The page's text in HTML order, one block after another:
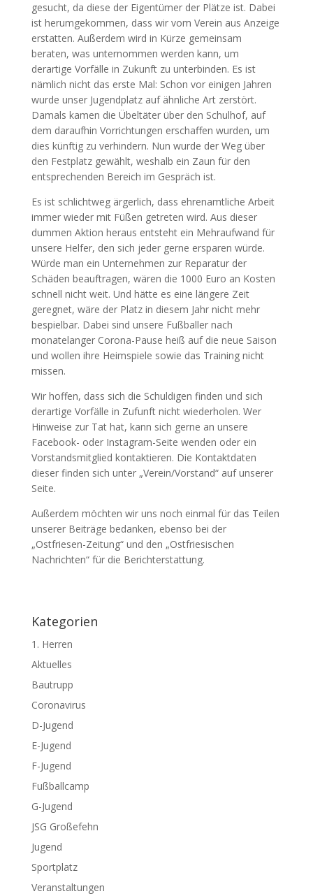
gesucht, da diese der Eigentümer der Plätze ist. Dabei
ist herumgekommen, dass wir vom Verein aus Anzeige
erstatten. Außerdem wird in Kürze gemeinsam
beraten, was unternommen werden kann, um
derartige Vorfälle in Zukunft zu unterbinden. Es ist
nämlich nicht das erste Mal: Schon vor einigen Jahren
wurde unser Jugendplatz auf ähnliche Art zerstört.
Damals kamen die Übeltäter über den Schulhof, auf
dem daraufhin Vorrichtungen erschaffen wurden, um
dies künftig zu verhindern. Nun wurde der Weg über
den Festplatz gewählt, weshalb ein Zaun für den
entsprechenden Bereich im Gespräch ist.
Es ist schlichtweg ärgerlich, dass ehrenamtliche Arbeit
immer wieder mit Füßen getreten wird. Aus dieser
dummen Aktion heraus entsteht ein Mehraufwand für
unsere Helfer, den sich jeder gerne ersparen würde.
Würde man ein Unternehmen zur Reparatur der
Schäden beauftragen, wären die 1000 Euro an Kosten
schnell nicht weit. Und hätte es eine längere Zeit
geregnet, wäre der Platz in diesem Jahr nicht mehr
bespielbar. Dabei sind unsere Fußballer nach
monatelanger Corona-Pause heiß auf die neue Saison
und wollen ihre Heimspiele sowie das Training nicht
missen.
Wir hoffen, dass sich die Schuldigen finden und sich
derartige Vorfälle in Zufunft nicht wiederholen. Wer
Hinweise zur Tat hat, kann sich gerne an unsere
Facebook- oder Instagram-Seite wenden oder ein
Vorstandsmitglied kontaktieren. Die Kontaktdaten
dieser finden sich unter „Verein/Vorstand“ auf unserer
Seite.
Außerdem möchten wir uns noch einmal für das Teilen
unserer Beiträge bedanken, ebenso bei der
„Ostfriesen-Zeitung“ und den „Ostfriesischen
Nachrichten“ für die Berichterstattung.
Kategorien
1. Herren
Aktuelles
Bautrupp
Coronavirus
D-Jugend
E-Jugend
F-Jugend
Fußballcamp
G-Jugend
JSG Großefehn
Jugend
Sportplatz
Veranstaltungen